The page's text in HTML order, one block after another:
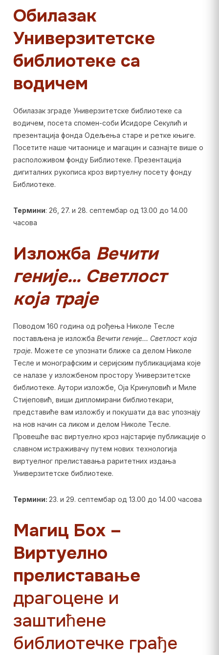
Обилазак
Универзитетске
библиотеке са
водичем
Обилазак зграде Универзитетске библиотеке са
водичем, посета спомен-соби Исидоре Секулић и
презентација фонда Одељења старе и ретке књиге.
Посетите наше читаонице и магацин и сазнајте више о
расположивом фонду Библиотеке. Презентација
дигиталних рукописа кроз виртуелну посету фонду
Библиотеке.
Термини: 26, 27. и 28. септембар од 13.00 до 14.00
часова
Изложба Вечити
геније… Светлост
која траје
Поводом 160 година од рођења Николе Тесле
постављена је изложба Вечити геније… Светлост која
траје. Можете се упознати ближе са делом Николе
Тесле и монографским и серијским публикацијама које
се налазе у изложбеном простору Универзитетске
библиотеке. Аутори изложбе, Оја Кринуловић и Миле
Стијеповић, виши дипломирани библиотекари,
представиће вам изложбу и покушати да вас упознају
на нов начин са ликом и делом Николе Тесле.
Провешће вас виртуелно кроз најстарије публикације о
славном истраживачу путем нових технологија
виртуелног прелиставања раритетних издања
Универзитетске библиотеке.
Термини: 23. и 29. септембар од 13.00 до 14.00 часова
Магиц Боx –
Виртуелно
прелиставање
драгоцене и
заштићене
библиотечке грађе